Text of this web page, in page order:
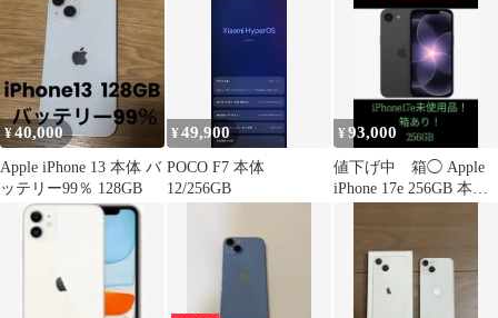
¥40,000
Apple iPhone 13 本体 バ
ッテリー99％ 128GB
¥49,900
POCO F7 本体
12/256GB
¥93,000
値下げ中 箱◯ Apple
iPhone 17e 256GB 本体